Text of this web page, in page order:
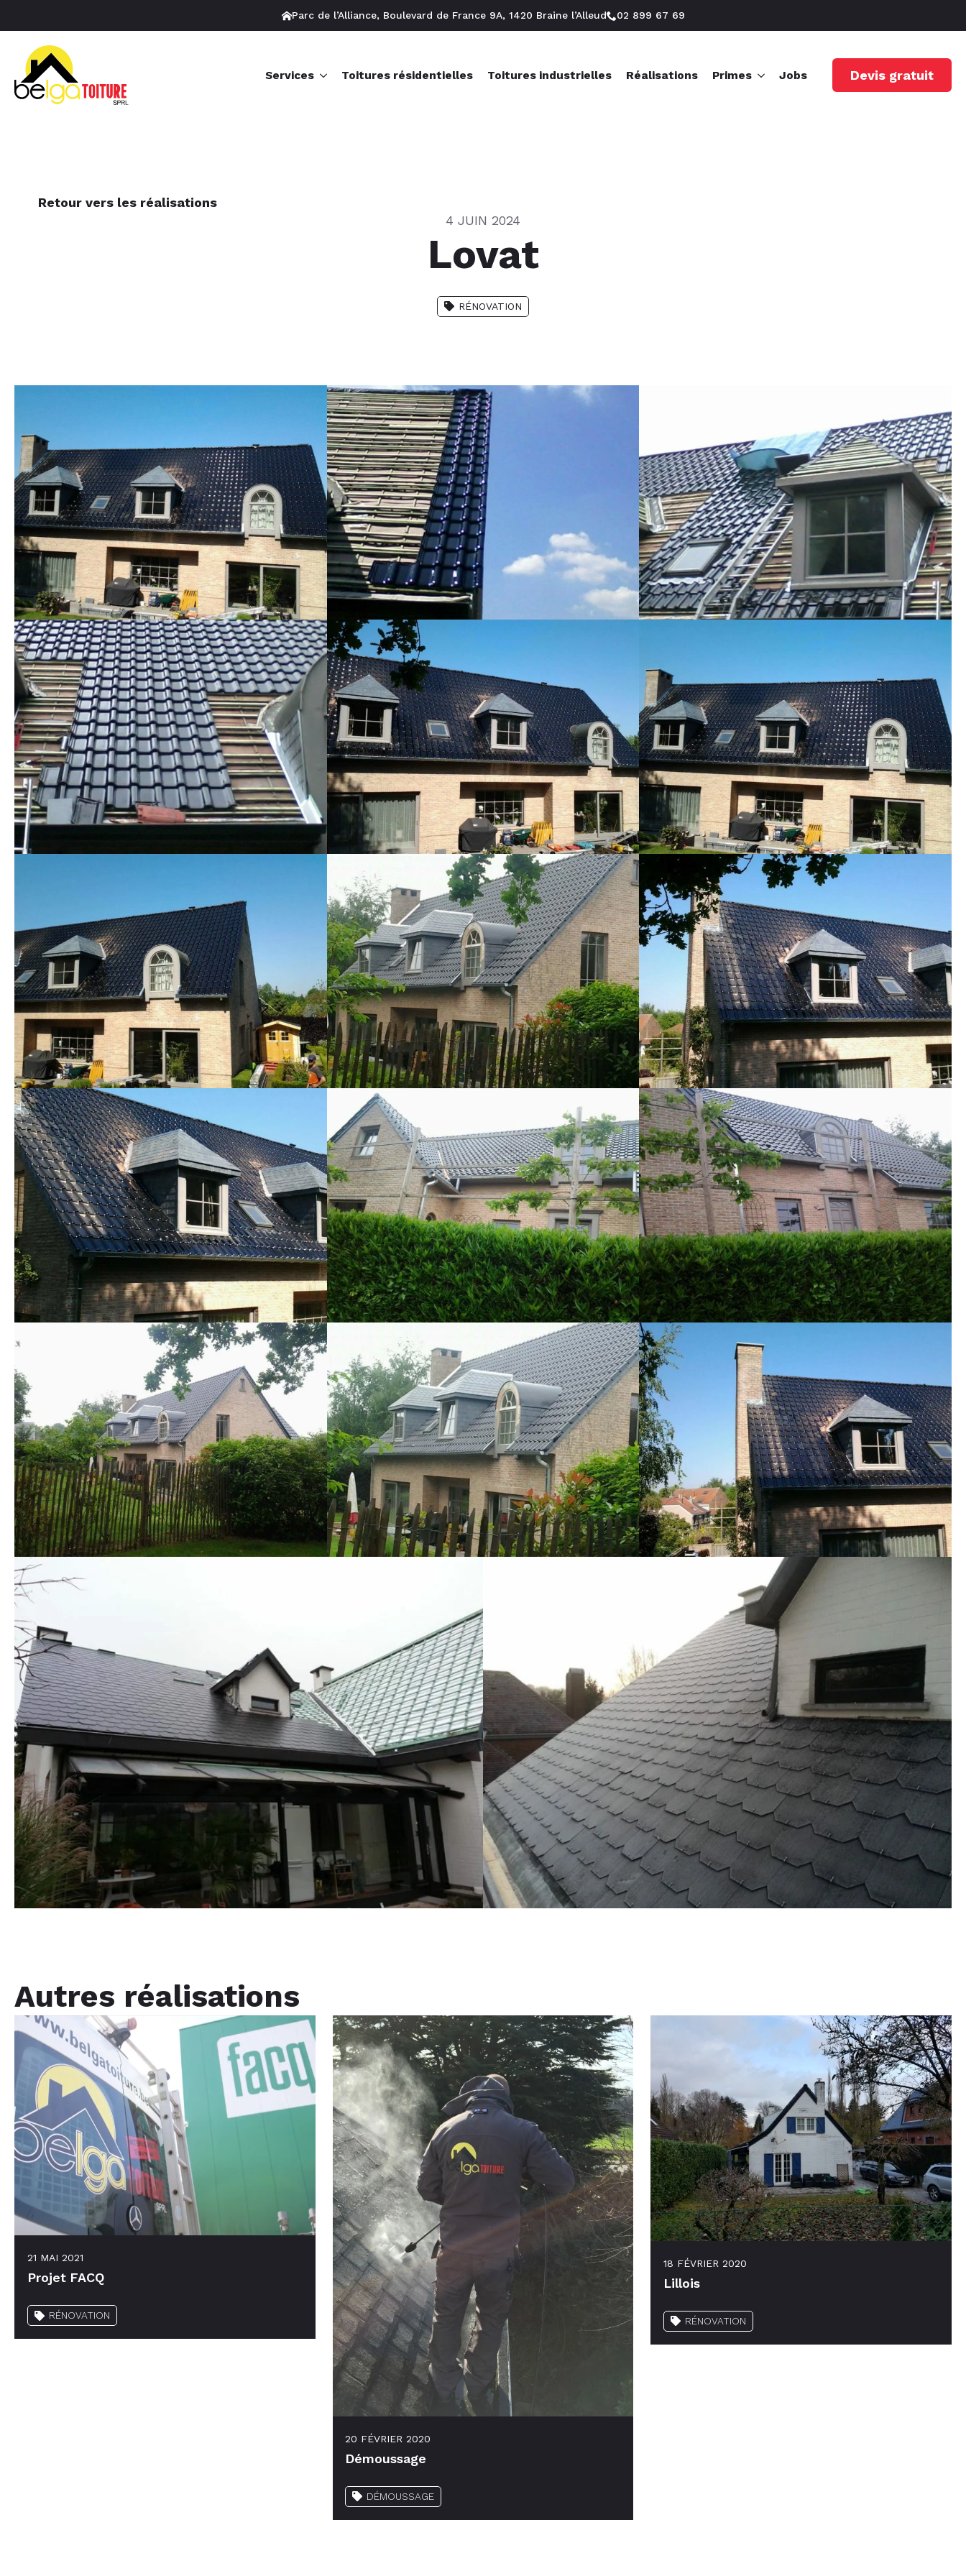
Parc de l’Alliance, Boulevard de France 9A, 1420 Braine l’Alleud 02 899 67 69
Services Toitures résidentielles Toitures industrielles Réalisations Primes Jobs Devis gratuit
Retour vers les réalisations
4 JUIN 2024
Lovat
RÉNOVATION
Autres réalisations
21 MAI 2021
Projet FACQ
RÉNOVATION
20 FÉVRIER 2020
Démoussage
DÉMOUSSAGE
18 FÉVRIER 2020
Lillois
RÉNOVATION